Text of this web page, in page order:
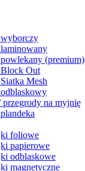
(premium)
Out
Mesh
przegrody na myjnię
foliowe
papierowe
odblaskowe
magnetyczne